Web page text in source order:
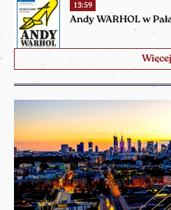
13:59
Andy WARHOL w
Więcej